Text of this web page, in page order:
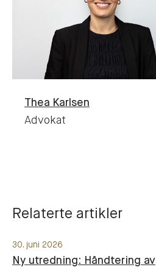
Thea Karlsen
Advokat
Relaterte artikler
30. juni 2026
Ny utredning: Håndtering av